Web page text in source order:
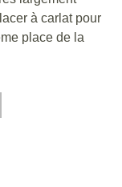
à carlat pour
place de la